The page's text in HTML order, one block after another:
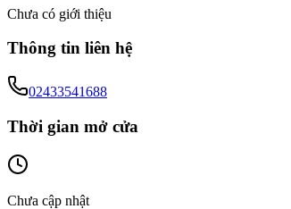
Chưa có giới thiệu
Thông tin liên hệ
02433541688
Thời gian mở cửa
Chưa cập nhật